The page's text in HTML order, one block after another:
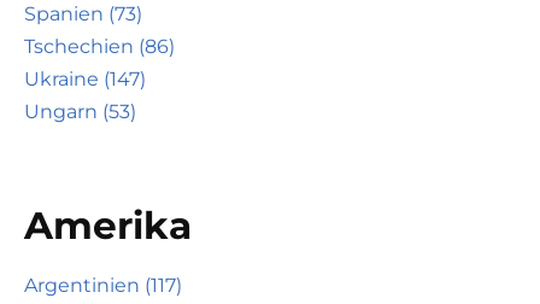
Spanien (73)
Tschechien (86)
Ukraine (147)
Ungarn (53)
Amerika
Argentinien (117)